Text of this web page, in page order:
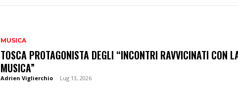
MUSICA
TOSCA PROTAGONISTA DEGLI “INCONTRI RAVVICINATI CON
MUSICA”
Adrien Viglierchio - Lug 13, 2026